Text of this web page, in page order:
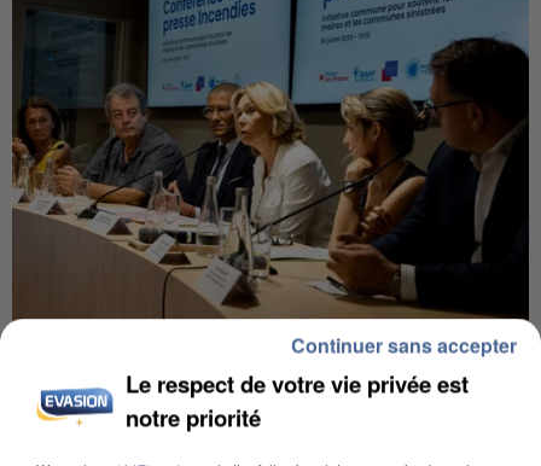
INCENDIES : L’ÎLE-DE-FRANCE LANCE UN ÉLAN
DE SOLIDARITÉ AVEC LES...
Le respect de votre vie privée est
notre priorité
Continuer sans accepter